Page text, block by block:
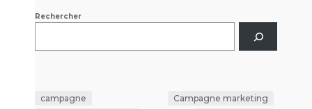
Rechercher
campagne
Campagne marketing